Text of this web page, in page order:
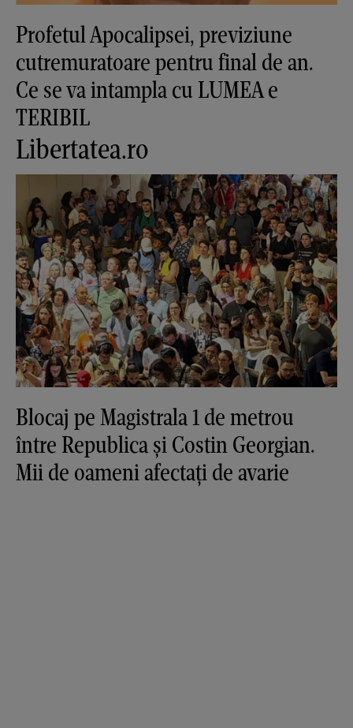
Profetul Apocalipsei, previziune
cutremuratoare pentru final de an.
Ce se va intampla cu LUMEA e
TERIBIL
Libertatea.ro
Blocaj pe Magistrala 1 de metrou
între Republica și Costin Georgian.
Mii de oameni afectați de avarie